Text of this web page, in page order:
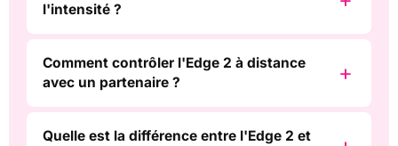
l'intensité ?
Comment contrôler l'Edge 2 à distance
avec un partenaire ?
Quelle est la différence entre l'Edge 2 et